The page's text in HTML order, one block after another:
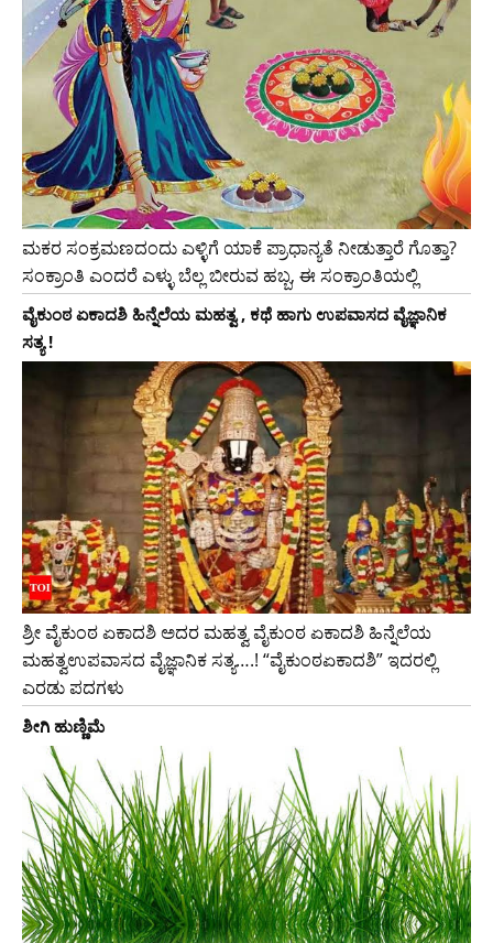
ಮಕರ ಸಂಕ್ರಮಣದಂದು ಎಳ್ಳಿಗೆ ಯಾಕೆ ಪ್ರಾಧಾನ್ಯತೆ ನೀಡುತ್ತಾರೆ ಗೊತ್ತಾ?
ಸಂಕ್ರಾಂತಿ ಎಂದರೆ ಎಳ್ಳು ಬೆಲ್ಲ ಬೀರುವ ಹಬ್ಬ, ಈ ಸಂಕ್ರಾಂತಿಯಲ್ಲಿ
ವೈಕುಂಠ ಏಕಾದಶಿ ಹಿನ್ನೆಲೆಯ ಮಹತ್ವ , ಕಥೆ ಹಾಗು ಉಪವಾಸದ ವೈಜ್ಞಾನಿಕ
ಸತ್ಯ !
ಶ್ರೀ ವೈಕುಂಠ ಏಕಾದಶಿ ಅದರ ಮಹತ್ವ ವೈಕುಂಠ ಏಕಾದಶಿ ಹಿನ್ನೆಲೆಯ
ಮಹತ್ವಉಪವಾಸದ ವೈಜ್ಞಾನಿಕ ಸತ್ಯ….! “ವೈಕುಂಠಏಕಾದಶಿ” ಇದರಲ್ಲಿ
ಎರಡು ಪದಗಳು
ಶೀಗಿ ಹುಣ್ಣಿಮೆ